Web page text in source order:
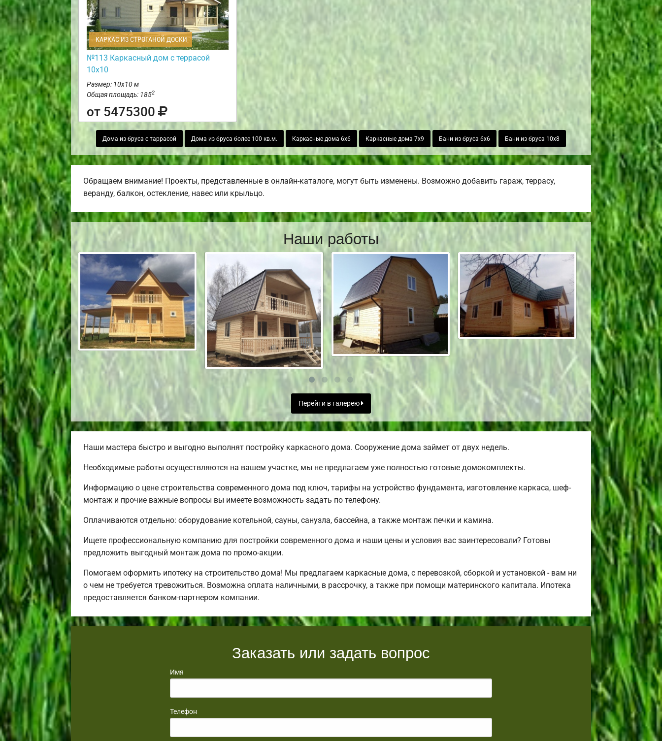
КАРКАС ИЗ СТРОГАНОЙ ДОСКИ
№113 Каркасный дом с террасой
10х10
Размер: 10х10 м
Общая площадь: 1852
от 5475300
Дома из бруса с таррасой Дома из бруса более 100 кв.м. Каркасные дома 6х6 Каркасные дома 7х9 Бани из бруса 6х6 Бани из бруса 10х8
Обращаем внимание! Проекты, представленные в онлайн-каталоге, могут быть изменены. Возможно добавить гараж, террасу,
веранду, балкон, остекление, навес или крыльцо.
Наши работы
Перейти в галерею
Наши мастера быстро и выгодно выполнят постройку каркасного дома. Сооружение дома займет от двух недель.
Необходимые работы осуществляются на вашем участке, мы не предлагаем уже полностью готовые домокомплекты.
Информацию о цене строительства современного дома под ключ, тарифы на устройство фундамента, изготовление каркаса, шеф-
монтаж и прочие важные вопросы вы имеете возможность задать по телефону.
Оплачиваются отдельно: оборудование котельной, сауны, санузла, бассейна, а также монтаж печки и камина.
Ищете профессиональную компанию для постройки современного дома и наши цены и условия вас заинтересовали? Готовы
предложить выгодный монтаж дома по промо-акции.
Помогаем оформить ипотеку на строительство дома! Мы предлагаем каркасные дома, с перевозкой, сборкой и установкой - вам ни
о чем не требуется тревожиться. Возможна оплата наличными, в рассрочку, а также при помощи материнского капитала. Ипотека
предоставляется банком-партнером компании.
Заказать или задать вопрос
Имя
Телефон